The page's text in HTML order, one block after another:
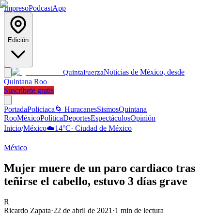
ImpresoPodcastApp
Edición
QuintaFuerzaNoticias de México, desde
Quintana Roo
Suscríbete gratis
PortadaPoliciaca 🌀 HuracanesSismosQuintana
RooMéxicoPolíticaDeportesEspectáculosOpinión
Inicio/México☁️14°C· Ciudad de México
México
Mujer muere de un paro cardiaco tras
teñirse el cabello, estuvo 3 días grave
R
Ricardo Zapata·22 de abril de 2021 ·1 min de lectura